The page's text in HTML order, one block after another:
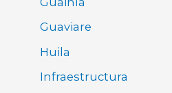
Guaviare
Huila
Infraestructura